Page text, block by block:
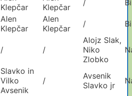
Klepčar
Klepčar
/
Alen
Klepčar
Alen
Klepčar
/
/ /
Alojz Slak,
Niko
Zlobko
Slavko in
Vilko
Avsenik
/
Avsenik
Slavko jr